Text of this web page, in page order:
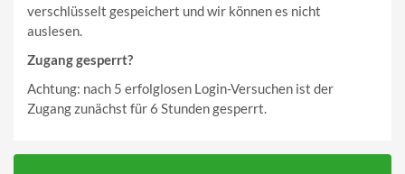
verschlüsselt gespeichert und wir können es nicht
auslesen.
Zugang gesperrt?
Achtung: nach 5 erfolglosen Login-Versuchen ist der
Zugang zunächst für 6 Stunden gesperrt.